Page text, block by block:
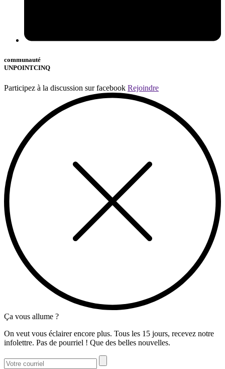
communauté
UNPOINTCINQ
Participez à la discussion sur facebook Rejoindre
Ça vous allume ?
On veut vous éclairer encore plus. Tous les 15 jours, recevez notre
infolettre. Pas de pourriel ! Que des belles nouvelles.